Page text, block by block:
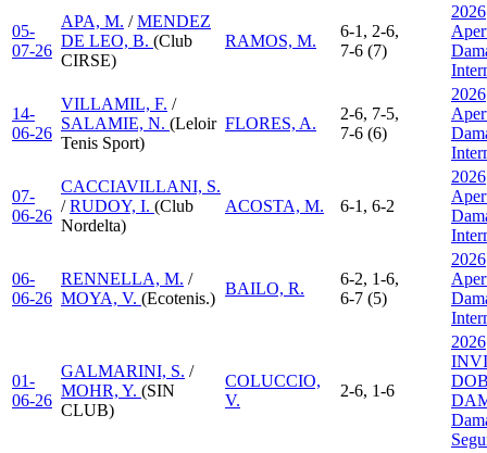
05-
07-26
APA, M. /MENDEZ
DE LEO, B. (Club
CIRSE)
RAMOS, M.
6-1, 2-6,
7-6 (7)
2026
14-
06-26
VILLAMIL, F. /
SALAMIE, N. (Leloir
Tenis Sport)
FLORES, A.
2-6, 7-5,
7-6 (6)
2026
07-
06-26
CACCIAVILLANI, S.
/RUDOY, I. (Club
Nordelta)
ACOSTA, M. 6-1, 6-2
2026
06-
06-26
RENNELLA, M. /
MOYA, V. (Ecotenis.)
BAILO, R.
6-2, 1-6,
6-7 (5)
2026
01-
06-26
GALMARINI, S. /
MOHR, Y. (SIN
CLUB)
COLUCCIO,
V.
2-6, 1-6
2026